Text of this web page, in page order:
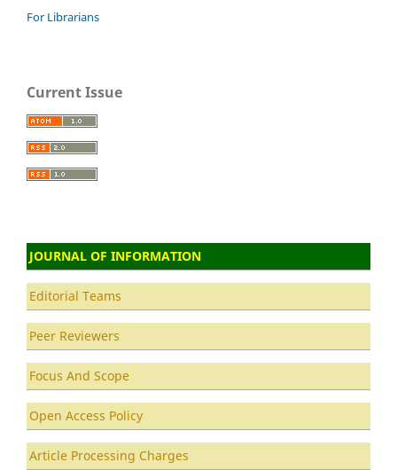
For Librarians
Current Issue
JOURNAL OF INFORMATION
Editorial Teams
Peer Reviewers
Focus And Scope
Open Access Policy
Article Processing Charges